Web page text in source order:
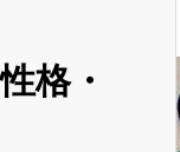
格・